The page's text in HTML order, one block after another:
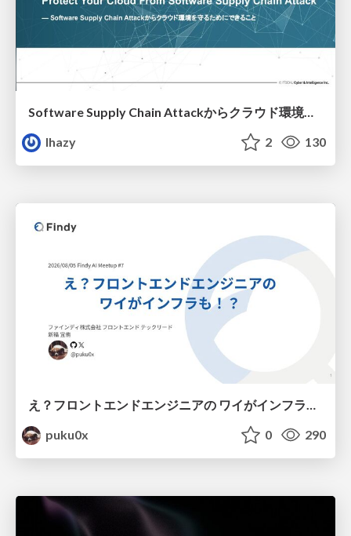
Software Supply Chain Attackからクラウド環境を守るためにできること
lhazy
2 130
え？フロントエンドエンジニアの ワイがインフラも！？
puku0x
0 290